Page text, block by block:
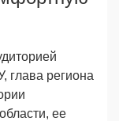
глава региона
ее